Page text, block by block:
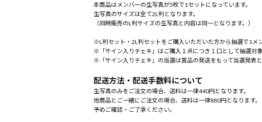
本商品はメンバーの生写真が5枚で1セットになっています。
生写真のサイズは全て2L判となります。
（同時販売のL判サイズの生写真と内容は同一となります。）
※L判セット・2L判セットをご購入いただいた方から抽選で1メ
※「サイン入りチェキ」はご購入１点につき１口として抽選対象
※「サイン入りチェキ」の当選は賞品の発送をもって当選発表と
配送方法・配送手数料について
生写真のみをご注文の場合、送料は一律440円となります。
他商品とご一緒にご注文の場合、送料は一律880円となります。
予めご確認・ご了承ください。